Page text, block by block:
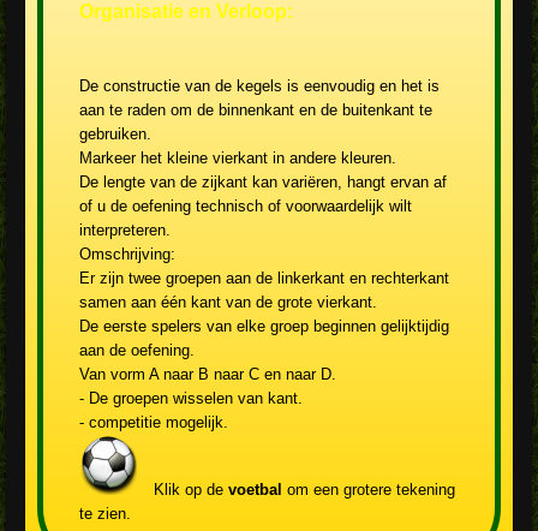
Organisatie en Verloop:
De constructie van de kegels is eenvoudig en het is
aan te raden om de binnenkant en de buitenkant te
gebruiken.
Markeer het kleine vierkant in andere kleuren.
De lengte van de zijkant kan variëren, hangt ervan af
of u de oefening technisch of voorwaardelijk wilt
interpreteren.
Omschrijving:
Er zijn twee groepen aan de linkerkant en rechterkant
samen aan één kant van de grote vierkant.
De eerste spelers van elke groep beginnen gelijktijdig
aan de oefening.
Van vorm A naar B naar C en naar D.
- De groepen wisselen van kant.
- competitie mogelijk.
Klik op de voetbal om een grotere tekening
te zien.